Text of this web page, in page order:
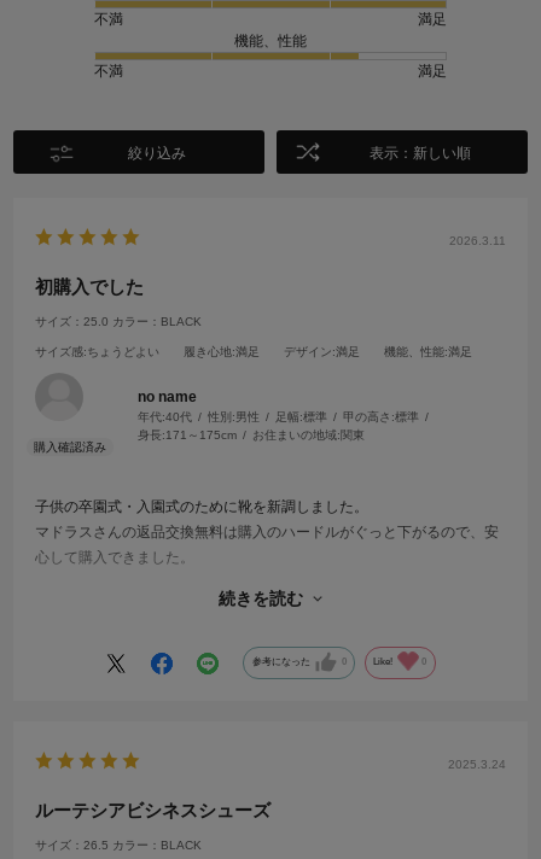
不満
満足
機能、性能
不満
満足
絞り込み 表示：新しい順
2026.3.11
初購入でした
サイズ：25.0 カラー：BLACK
サイズ感:ちょうどよい 履き心地:満足 デザイン:満足 機能、性能:満足
no name
年代:40代 性別:男性 足幅:標準 甲の高さ:標準
身長:171～175cm お住まいの地域:関東
子供の卒園式・入園式のために靴を新調しました。
マドラスさんの返品交換無料は購入のハードルがぐっと下がるので、安
心して購入できました。
続きを読む
参考になった 0 Like! 0
2025.3.24
ルーテシアビシネスシューズ
サイズ：26.5 カラー：BLACK